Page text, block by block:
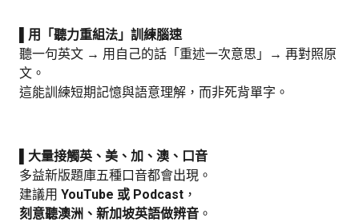
▌用「聽力重組法」訓練腦速
聽一句英文 → 用自己的話「重述一次意思」→ 再對照原
文。
這能訓練短期記憶與語意理解，而非死背單字。
▌大量接觸英、美、加、澳、口音
多益新版題庫五種口音都會出現。
建議用 YouTube 或 Podcast ，
刻意聽澳洲、新加坡英語做辨音 。